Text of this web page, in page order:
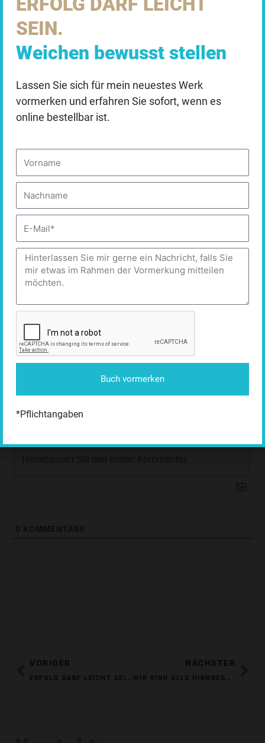
weitergehen
Nehmen Sie sich diesen Moment.
Halten Sie kurz inne.
Astrid Göschel ist strategische Denkpartnerin
für Entscheider mit dem Ziel Entscheidungen
herbeizuführen, die längst fällig sind.
Beitragsbewertung
ZURÜCK
VORIGER
ERFOLG DARF LEICHT SEIN – ODER IST DAS DIE MEPHISTO-FALLE?
NÄCHSTER
WIR SIND ALLE HIRNBEGABT
Standardmäßig sind alle externen Dienste deaktiviert.
Sie können diese jedoch nach Belieben aktivieren &
deaktivieren. Für weitere Informationen lesen Sie
unsereDATENSCHUTZBESTIMMUNGEN.
Essenziell
Personalisieren
DATENSCHUTZBEDINGUNGEN
SEIN.
Weichen bewusst stellen
Lassen Sie sich für mein neuestes Werk
vormerken und erfahren Sie sofort, wenn es
online bestellbar ist.
Mail
Nachricht
Buch vormerken
*Pflichtangaben